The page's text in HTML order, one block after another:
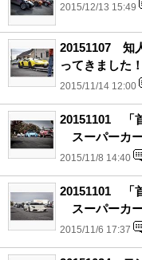
2015/12/13 15:49
20151107 知
ってきました！
2015/11/14 12:00
20151101 「
スーパーカ
2015/11/8 14:40
20151101 「
スーパーカ
2015/11/6 17:37